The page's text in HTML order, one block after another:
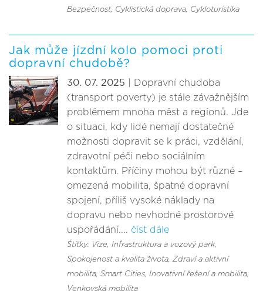
Bezpečnost, Cyklistická doprava, Cykloturistika
Jak může jízdní kolo pomoci proti
dopravní chudobě?
30. 07. 2025 | Dopravní chudoba
(transport poverty) je stále závažnějším
problémem mnoha měst a regionů. Jde
o situaci, kdy lidé nemají dostatečné
možnosti dopravit se k práci, vzdělání,
zdravotní péči nebo sociálním
kontaktům. Příčiny mohou být různé –
omezená mobilita, špatné dopravní
spojení, příliš vysoké náklady na
dopravu nebo nevhodné prostorové
uspořádání.... číst dále
Štítky: Vize, Infrastruktura a vozový park,
Spokojenost a kvalita života, Zdraví a aktivní
mobilita, Smart Cities, Inovativní řešení a mobilita,
Venkovská mobilita